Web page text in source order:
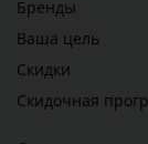
Бренды
Ваша цель
Скидки
Скидочная